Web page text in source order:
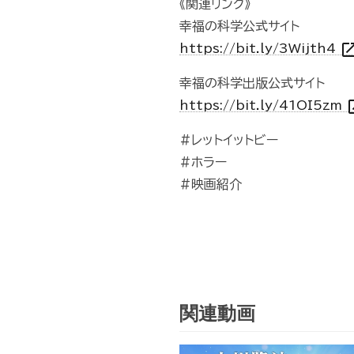
《関連リンク》
幸福の科学公式サイト
https://bit.ly/3Wijth4
幸福の科学出版公式サイト
https://bit.ly/41OI5zm
#レットイットビー
#ホラー
#映画紹介
関連動画